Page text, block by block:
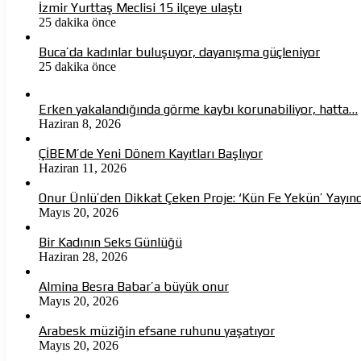
İzmir Yurttaş Meclisi 15 ilçeye ulaştı
25 dakika önce
Buca’da kadınlar buluşuyor, dayanışma güçleniyor
25 dakika önce
Erken yakalandığında görme kaybı korunabiliyor, hatta…
Haziran 8, 2026
ÇİBEM’de Yeni Dönem Kayıtları Başlıyor
Haziran 11, 2026
Onur Ünlü’den Dikkat Çeken Proje: ‘Kün Fe Yekün’
Mayıs 20, 2026
Bir Kadının Seks Günlüğü
Haziran 28, 2026
Almina Besra Babar’a büyük onur
Mayıs 20, 2026
Arabesk müziğin efsane ruhunu yaşatıyor
Mayıs 20, 2026